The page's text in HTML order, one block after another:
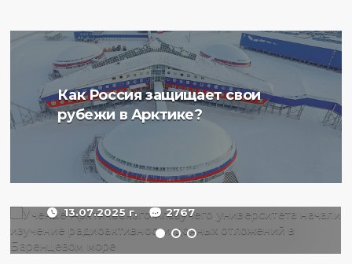
Как Россия защищает свои
рубежи в Арктике?
Ученые Арктического
плавучего университета
радиоактивности донных
отложений в Баренцевом
13.07.2025 г. 2767